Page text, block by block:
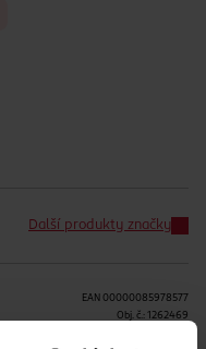
Další produkty značky
EAN 00000085978577
Obj. č.: 1262469